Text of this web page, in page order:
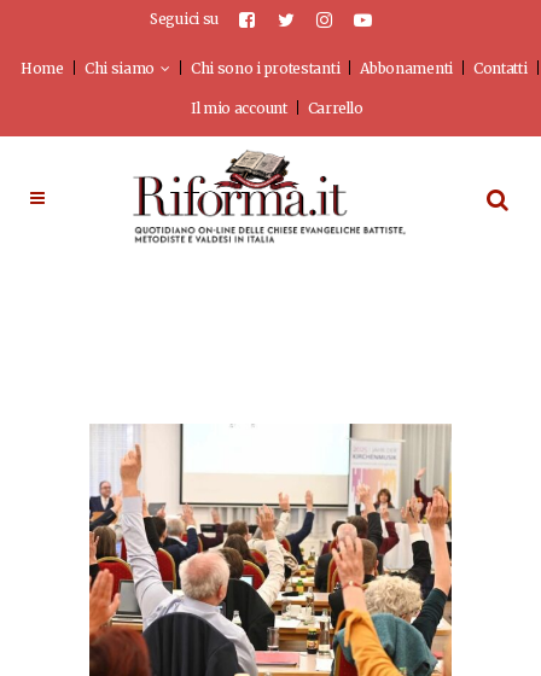
Seguici su
Home Chi siamo Chi sono i protestanti Abbonamenti Contatti
Il mio account Carrello